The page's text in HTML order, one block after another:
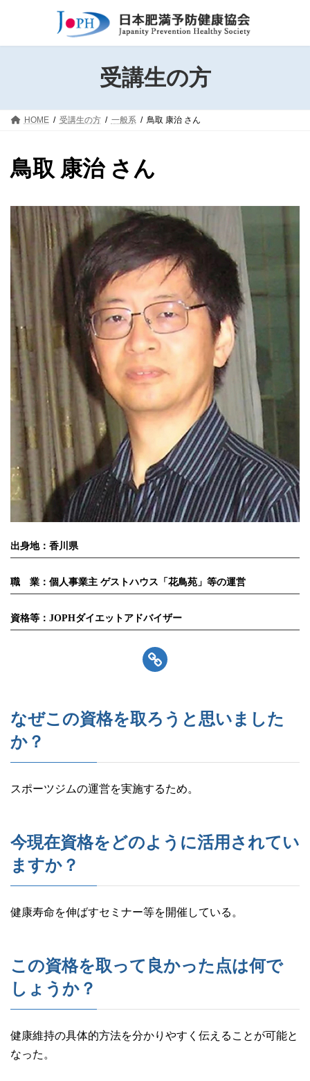
ン
キ
ー
に
受講生の方
HOME 受講生の方 一般系 鳥取 康治 さん
鳥取 康治 さん
出身地：香川県
職 業 ：個人事業主 ゲストハウス「花鳥苑」等の運営
資格等 ：JOPHダイエットアドバイザー
Link
なぜこの資格を取ろうと思いました
か？
スポーツジムの運営を実施するため。
今現在資格をどのように活用されてい
ますか？
健康寿命を伸ばすセミナー等を開催している。
この資格を取って良かった点は何で
しょうか？
健康維持の具体的方法を分かりやすく伝えることが可能と
なった。